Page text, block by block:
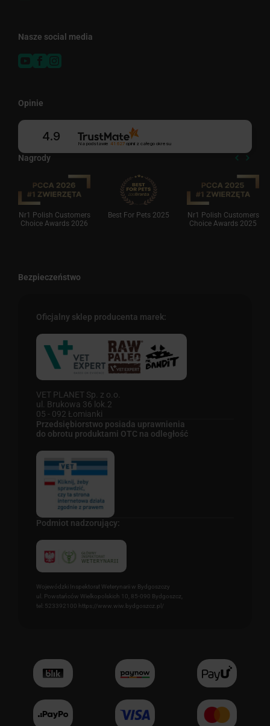
Nasze social media
Nagrody
Nr1 Polish Customers
Choice Awards 2026
Best For Pets 2025
Nr1 Polish Customers
Choice Awards 2025
Opinie
4.9
Na podstawie 41 627opinii z całego okresu
Bezpieczeństwo
Oficjalny sklep producenta marek:
VET PLANET Sp. z o.o.
ul. Brukowa 36 lok.2
05 - 092 Łomianki
Przedsiębiorstwo posiada uprawnienia
do obrotu produktami OTC na odległość
Podmiot nadzorujący:
Wojewódzki Inspektorat Weterynarii w Bydgoszczy
ul. Powstańców Wielkopolskich 10, 85-090 Bydgoszcz,
tel: 523392100 https://www.wiw.bydgoszcz.pl/